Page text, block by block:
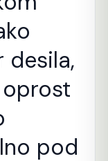
desila,
pod